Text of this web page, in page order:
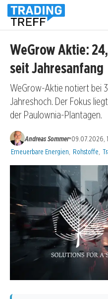
WeGrow Aktie:
seit Jahresanfang
WeGrow-Aktie notiert bei
Jahreshoch. Der Fokus
der Paulownia-Plantagen.
Andreas Sommer•09.07.2026,
Kategorien:
Erneuerbare Energien Rohstoffe